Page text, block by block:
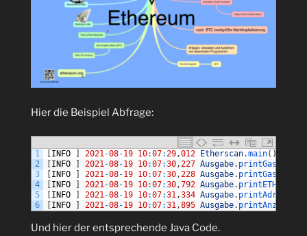
Hier die Beispiel Abfrage:
1
2
3
4
5
6
INFO 2021-08-19 10:07:29,012 Etherscan.main( )
INFO 2021-08-19 10:07:30,227 Ausgabe. printGasPrice
INFO 2021-08-19 10:07:30,228 Ausgabe. printGasPrice
INFO 2021-08-19 10:07:30,792 Ausgabe. printETHPreis
INFO 2021-08-19 10:07:31,334 Ausgabe.
INFO 2021-08-19 10:07:31,895 Ausgabe.
Und hier der entsprechende Java Code.